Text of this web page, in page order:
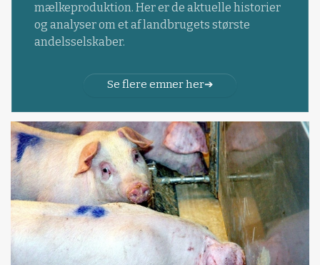
mælkeproduktion. Her er de aktuelle historier
og analyser om et af landbrugets største
andelsselskaber.
Se flere emner her